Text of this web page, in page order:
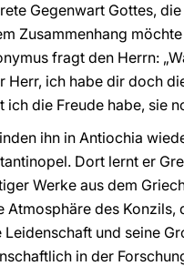
Gegenwart Gottes,
Zusammenhang
fragt den Herrn:
Herr, ich habe dir doch
ich die Freude habe, sie
ihn in Antiochia
Dort lernt er
Werke aus dem
Atmosphäre des Konzils,
Leidenschaft und seine
in der